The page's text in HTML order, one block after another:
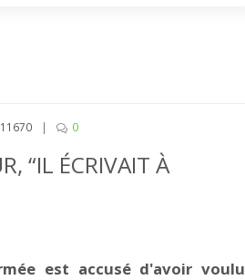
11670 | 0
“IL ÉCRIVAIT À
est accusé d'avoir voulu